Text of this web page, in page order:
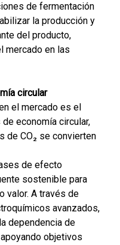
de fermentación
la producción y
del producto,
mercado en las
circular
el mercado es el
economía circular,
de CO₂ se convierten
de efecto
sostenible para
valor. A través de
avanzados,
dependencia de
objetivos